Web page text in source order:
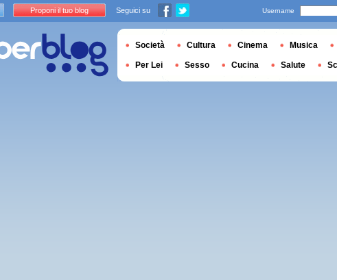
Proponi il tuo blog Seguici su Username
Società Cultura Cinema Musica
Per Lei Sesso Cucina Salute